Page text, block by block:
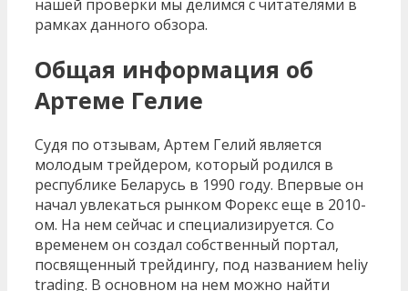
нашей проверки мы делимся с читателями в
рамках данного обзора.
Общая информация об
Артеме Гелие
Судя по отзывам, Артем Гелий является
молодым трейдером, который родился в
республике Беларусь в 1990 году. Впервые он
начал увлекаться рынком Форекс еще в 2010-
ом. На нем сейчас и специализируется. Со
временем он создал собственный портал,
посвященный трейдингу, под названием heliy
trading. В основном на нем можно найти